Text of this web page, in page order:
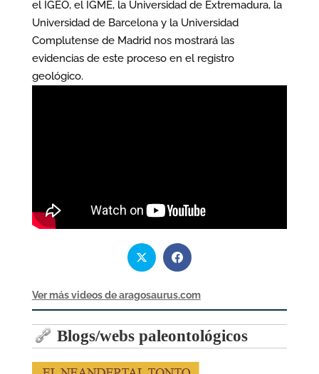
el IGEO, el IGME, la Universidad de Extremadura, la
Universidad de Barcelona y la Universidad
Complutense de Madrid nos mostrará las
evidencias de este proceso en el registro
geológico.
Ver más videos de aragosaurus.com
Blogs/webs paleontológicos